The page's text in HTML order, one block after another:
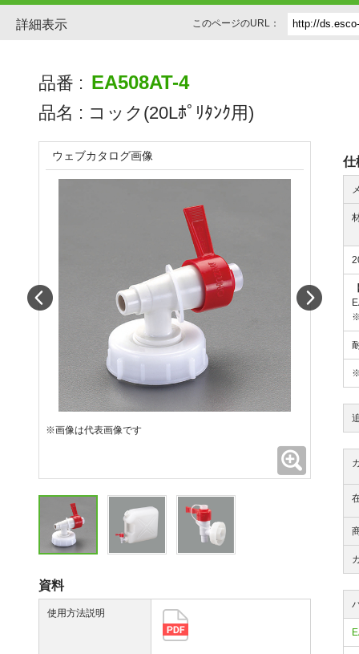
詳細表示 このページのURL：
品番 : EA508AT-4
品名 : コック(20Lﾎﾟﾘﾀﾝｸ用)
仕
ウェブカタログ画像
※画像は代表画像です
資料
使用方法説明